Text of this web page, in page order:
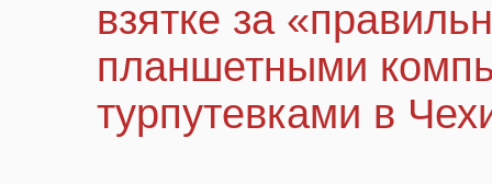
взятке за
планшетными
турпутевками в